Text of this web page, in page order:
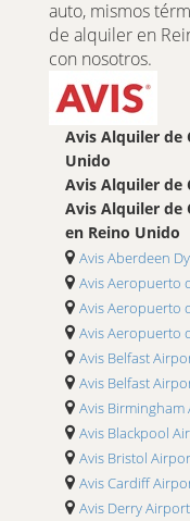
auto, mismos
de alquiler en
con nosotros.
Avis Alquiler de
Unido
Avis Alquiler de
Avis Alquiler de
en Reino Unido
Avis Aberdeen
Avis Aeropuerto
Avis Aeropuerto
Avis Aeropuerto
Avis Belfast
Avis Belfast
Avis
Avis Blackpool
Avis Bristol
Avis Cardiff
Avis Derry Airport